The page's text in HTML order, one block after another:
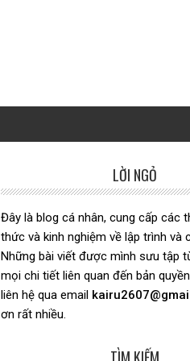
chính
LỜI NGỎ
Đây là blog cá nhân, cung cấp các
thức và kinh nghiệm về lập trình và
Những bài viết được mình sưu tập
mọi chi tiết liên quan đến bản
liên hệ qua email
ơn rất nhiều.